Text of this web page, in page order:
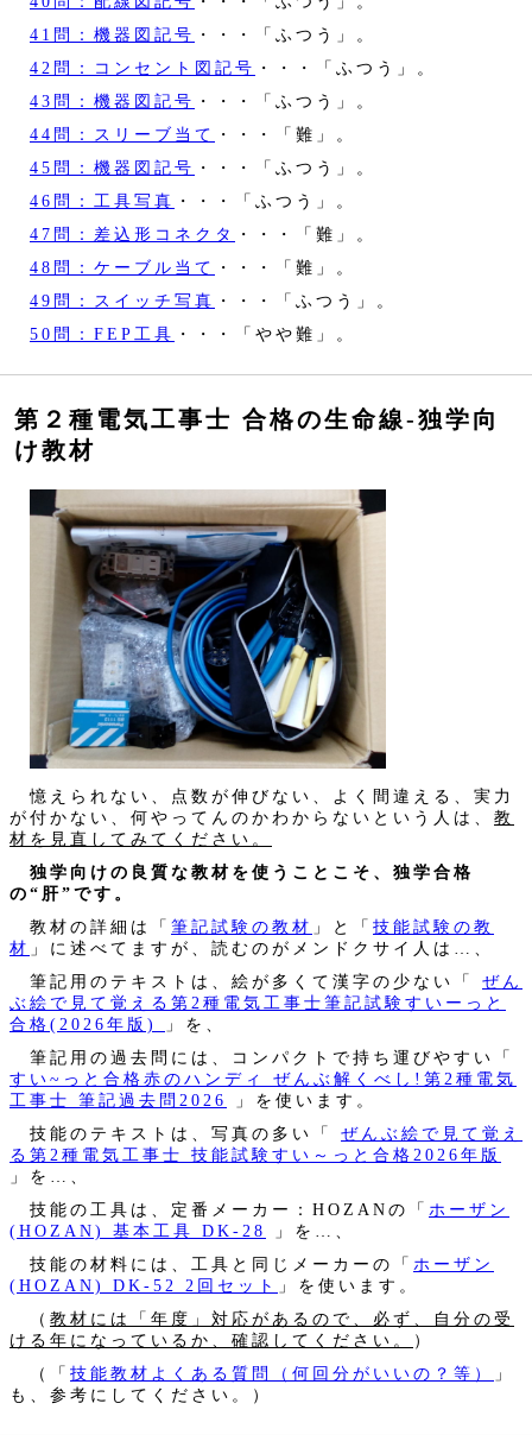
41問：機器図記号 ・・・「ふつう」。
42問：コンセント図記号 ・・・「ふつう」。
43問：機器図記号 ・・・「ふつう」。
44問：スリーブ当て
・・・「難」。
45問：機器図記号 ・・・「ふつう」。
46問：工具写真 ・・・「ふつう」。
47問：差込形コネクタ
・・・「難」。
48問：ケーブル当て
・・・「難」。
49問：スイッチ写真 ・・・「ふつう」。
50問：FEP工具 ・・・「やや難」。
第２種電気工事士 合格の生命線‐独学向
け教材
憶えられない、点数が伸びない、よく間違える、実力
が付かない、何やってんのかわからないという人は、 教
材を見直してみてください。
独学向けの良質な教材を使うことこそ、独学合格
の“肝”です。
教材の詳細は「 筆記試験の教材 」と「 技能試験の教
材 」に述べてますが、読むのがメンドクサイ人は…、
筆記用のテキストは、絵が多くて漢字の少ない「
ぜん
ぶ絵で見て覚える第2種電気工事士筆記試験すいーっと
合格(2026年版)
」を、
筆記用の過去問には、コンパクトで持ち運びやすい「
すい~っと合格赤のハンディ ぜんぶ解くべし!第2種電気
工事士 筆記過去問2026
」を使います。
技能のテキストは、写真の多い「
ぜんぶ絵で見て覚え
る第2種電気工事士 技能試験すい～っと合格2026年版
」を…、
技能の工具は、定番メーカー：HOZANの「 ホーザン
(HOZAN) 基本工具 DK-28
」を…、
技能の材料には、工具と同じメーカーの「 ホーザン
(HOZAN) DK-52 2回セット
」を使います。
（ 教材には「年度」対応があるので、必ず、自分の受
ける年になっているか、確認してください。
）
（「 技能教材よくある質問（何回分がいいの？等）
」
も、参考にしてください。）